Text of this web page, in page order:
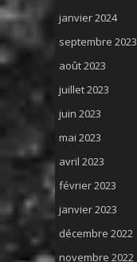
janvier 2024
septembre 2023
août 2023
juillet 2023
juin 2023
mai 2023
avril 2023
février 2023
janvier 2023
décembre 2022
novembre 2022